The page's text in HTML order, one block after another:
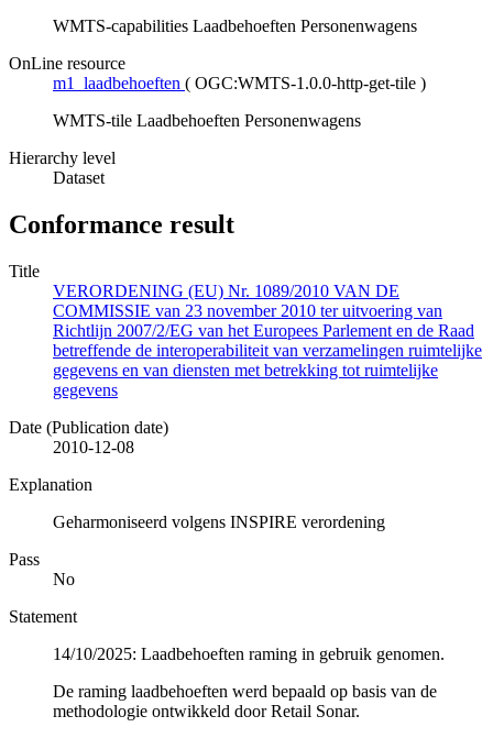
WMTS-capabilities Laadbehoeften Personenwagens
OnLine resource
m1_laadbehoeften ( OGC:WMTS-1.0.0-http-get-tile )
WMTS-tile Laadbehoeften Personenwagens
Hierarchy level
Dataset
Conformance result
Title
VERORDENING (EU) Nr. 1089/2010 VAN DE
COMMISSIE van 23 november 2010 ter uitvoering van
Richtlijn 2007/2/EG van het Europees Parlement en de Raad
betreffende de interoperabiliteit van verzamelingen ruimtelijke
gegevens en van diensten met betrekking tot ruimtelijke
gegevens
Date (Publication date)
2010-12-08
Explanation
Geharmoniseerd volgens INSPIRE verordening
Pass
No
Statement
14/10/2025: Laadbehoeften raming in gebruik genomen.
De raming laadbehoeften werd bepaald op basis van de
methodologie ontwikkeld door Retail Sonar.